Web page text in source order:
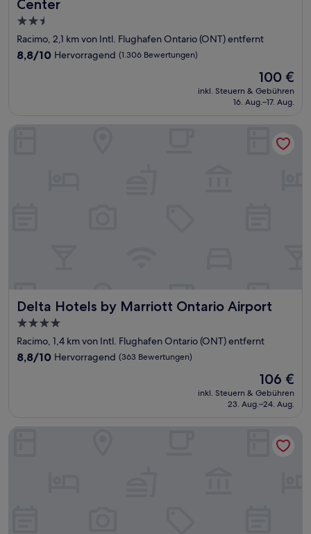
Center
2.5-
Sterne-
Unterkunft
Racimo, 2,1 km von Intl. Flughafen Ontario (ONT) entfernt
8.8
8,8/10 Hervorragend (1.306 Bewertungen)
Der
Preis
beträgt
100 €
inkl. Steuern & Gebühren
16. Aug.–17. Aug.
Delta Hotels by Marriott Ontario Airport
Delta Hotels by Marriott Ontario Airport
4.0-
Sterne-
Unterkunft
Racimo, 1,4 km von Intl. Flughafen Ontario (ONT) entfernt
8.8
8,8/10 Hervorragend (363 Bewertungen)
Der
Preis
beträgt
106 €
inkl. Steuern & Gebühren
23. Aug.–24. Aug.
Delta Hotels by Marriott Ontario Airport